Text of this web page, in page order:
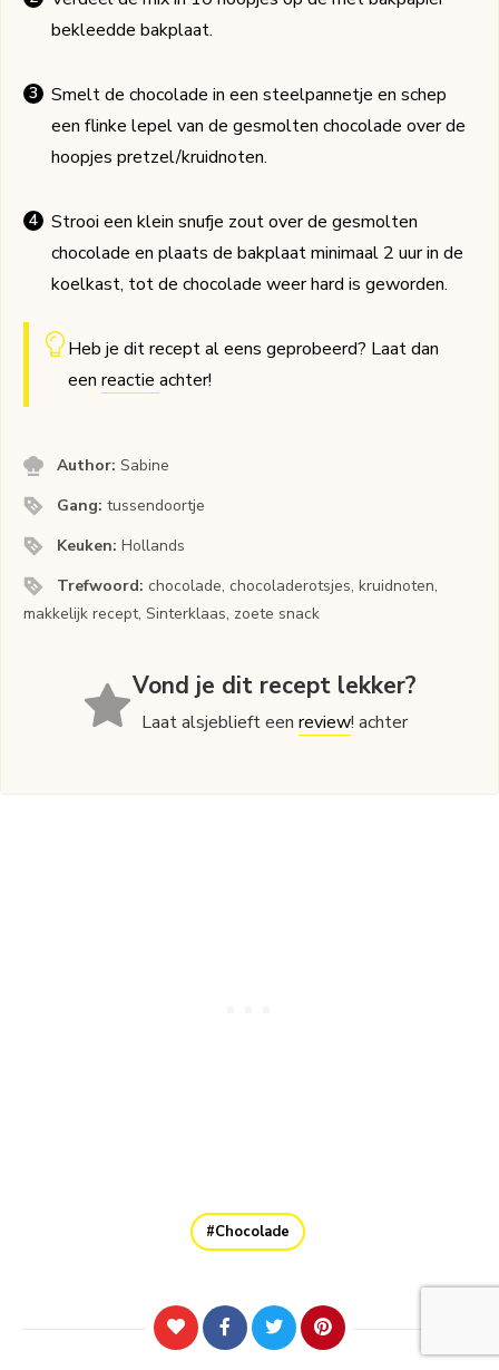
bekleedde bakplaat.
Smelt de chocolade in een steelpannetje en schep
een flinke lepel van de gesmolten chocolade over de
hoopjes pretzel/kruidnoten.
Strooi een klein snufje zout over de gesmolten
chocolade en plaats de bakplaat minimaal 2 uur in de
koelkast, tot de chocolade weer hard is geworden.
Heb je dit recept al eens geprobeerd? Laat dan
een reactie achter!
Author:Sabine
Gang:tussendoortje
Keuken:Hollands
Trefwoord: chocolade, chocoladerotsjes, kruidnoten,
makkelijk recept, Sinterklaas, zoete snack
Vond je dit recept lekker?
Laat alsjeblieft eenreview! achter
Chocolade